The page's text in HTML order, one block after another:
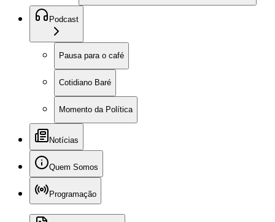
Podcast
Pausa para o café
Cotidiano Baré
Momento da Política
Notícias
Quem Somos
Programação